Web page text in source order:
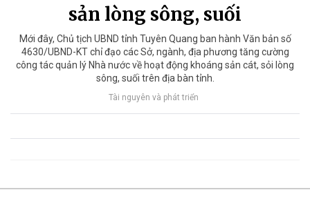
sản lòng sông, suối
Mới đây, Chủ tịch UBND tỉnh Tuyên Quang ban hành Văn bản số
4630/UBND-KT chỉ đạo các Sở, ngành, địa phương tăng cường
công tác quản lý Nhà nước về hoạt động khoáng sản cát, sỏi lòng
sông, suối trên địa bàn tỉnh.
Tài nguyên và phát triển